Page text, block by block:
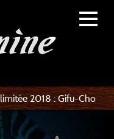
2018 : Gifu-Cho